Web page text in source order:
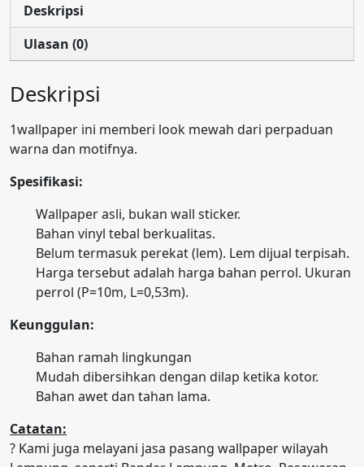
Deskripsi
Ulasan (0)
Deskripsi
1wallpaper ini memberi look mewah dari perpaduan
warna dan motifnya.
Spesifikasi:
Wallpaper asli, bukan wall sticker.
Bahan vinyl tebal berkualitas.
Belum termasuk perekat (lem). Lem dijual terpisah.
Harga tersebut adalah harga bahan perrol. Ukuran
perrol (P=10m, L=0,53m).
Keunggulan:
Bahan ramah lingkungan
Mudah dibersihkan dengan dilap ketika kotor.
Bahan awet dan tahan lama.
Catatan:
? Kami juga melayani jasa pasang wallpaper wilayah